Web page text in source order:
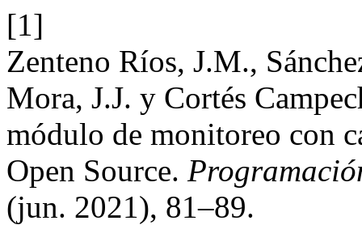
[1]
Zenteno Ríos, J.M.,
Mora, J.J. y Cortés
módulo de monitoreo con
Open Source.
(jun. 2021), 81–89.